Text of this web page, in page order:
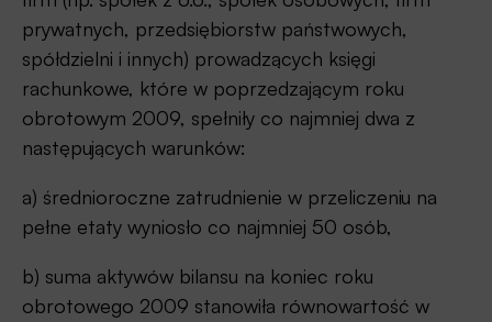
prywatnych, przedsiębiorstw państwowych,
spółdzielni i innych) prowadzących księgi
rachunkowe, które w poprzedzającym roku
obrotowym 2009, spełniły co najmniej dwa z
następujących warunków:
a) średnioroczne zatrudnienie w przeliczeniu na
pełne etaty wyniosło co najmniej 50 osób,
b) suma aktywów bilansu na koniec roku
obrotowego 2009 stanowiła równowartość w